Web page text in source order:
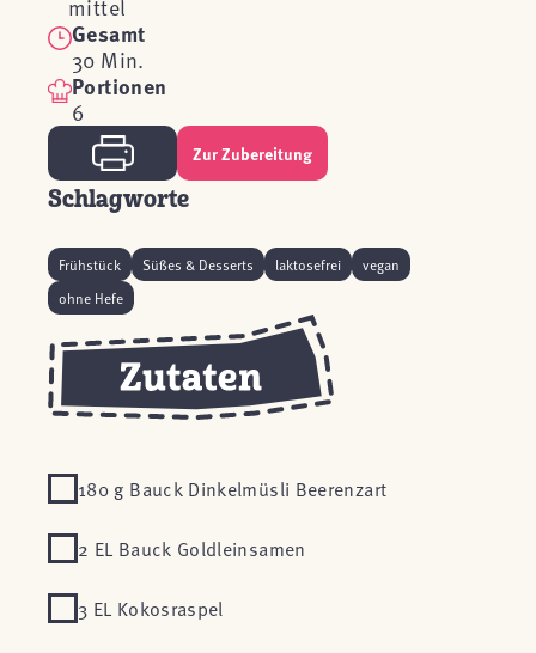
mittel
Gesamt
30 Min.
Portionen
6
Zur Zubereitung
Schlagworte
Frühstück Süßes & Desserts laktosefrei
vegan
ohne Hefe
180 g Bauck Dinkelmüsli Beerenzart
2 EL Bauck Goldleinsamen
3 EL Kokosraspel